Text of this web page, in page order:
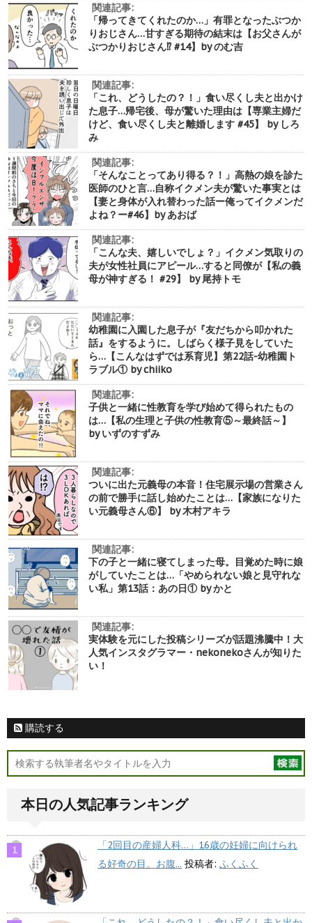
関連記事:
「帰ってきてくれたのか…」有罪となったぶつか
りおじさん…甘すぎる期待の結末は【お父さんが
ぶつかりおじさん⁉︎ #14】by のむ吉
関連記事:
「これ、どうしたの？！」食い尽くし夫と出かけ
た息子…帰宅後、母が驚いた理由は【専業主婦だ
けど、食い尽くし夫と離婚します #45】 by しろ
み
関連記事:
「そんなことってあり得る？！」高熱の娘を診た
医師のひと言…自称イクメン夫が驚いた事実とは
【妻と身体が入れ替わった話ー俺ってイクメンだ
よね？ー#46】by あおば
関連記事:
「こんな夫、嬉しいでしょ？」イクメン気取りの
夫が女性社員にアピール…すると同僚が【私の義
母が神すぎる！ #29】 by 尾持トモ
関連記事:
幼稚園に入園した息子が『友だちから叩かれた
話』をするように。しばらく様子見をしていた
ら…【こんなはずでは系育児】第22話-幼稚園ト
ラブル① by chiiko
関連記事:
子供と一緒に性教育を学び始めて得られたもの
は…【私の生理と子供の性教育⑤～最終話～】
by いずのすずみ
関連記事:
ついに出た元義母の本音！住宅展示場の営業さん
の前で勝手に話し始めたことは…【家族になりた
い元義母さん⑥】 by 木村アキラ
関連記事:
下の子と一緒に寝てしまった母。目覚めた時に娘
がしていたことは…「やめられない娘と見守れな
い私」第13話：あの日① by かと
関連記事:
実体験を元にした投稿シリーズが話題沸騰中！大
人気インスタグラマー・nekonekoさんが知りた
い！
購読する
本日の人気記事ランキング
「2回目の産婦人科…」16歳の妊婦に向けられ
る好奇の目。お腹... 投稿者: ふくふく